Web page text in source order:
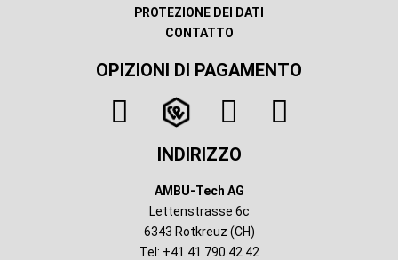
PROTEZIONE DEI DATI
CONTATTO
OPIZIONI DI PAGAMENTO
INDIRIZZO
AMBU-Tech AG
Lettenstrasse 6c
6343 Rotkreuz (CH)
Tel: +41 41 790 42 42